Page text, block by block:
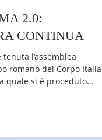
Tempo di lettura: 4 min
CONTINUA
l’assemblea
romano del Corpo